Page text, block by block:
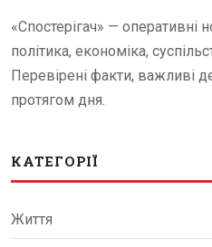
«Спостерігач» — оперативні
політика, економіка,
Перевірені факти, важливі
протягом дня.
КАТЕГОРІЇ
Життя